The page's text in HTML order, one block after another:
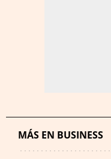
MÁS EN BUSINESS